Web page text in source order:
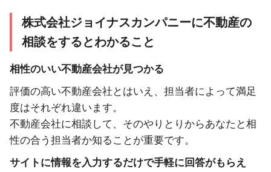
株式会社ジョイナスカンパニーに不動産の
相談をするとわかること
相性のいい不動産会社が見つかる
評価の高い不動産会社とはいえ、担当者によって満足
度はそれぞれ違います。
不動産会社に相談して、そのやりとりからあなたと相
性の合う担当者か知ることが重要です。
サイトに情報を入力するだけで手軽に回答がもらえ